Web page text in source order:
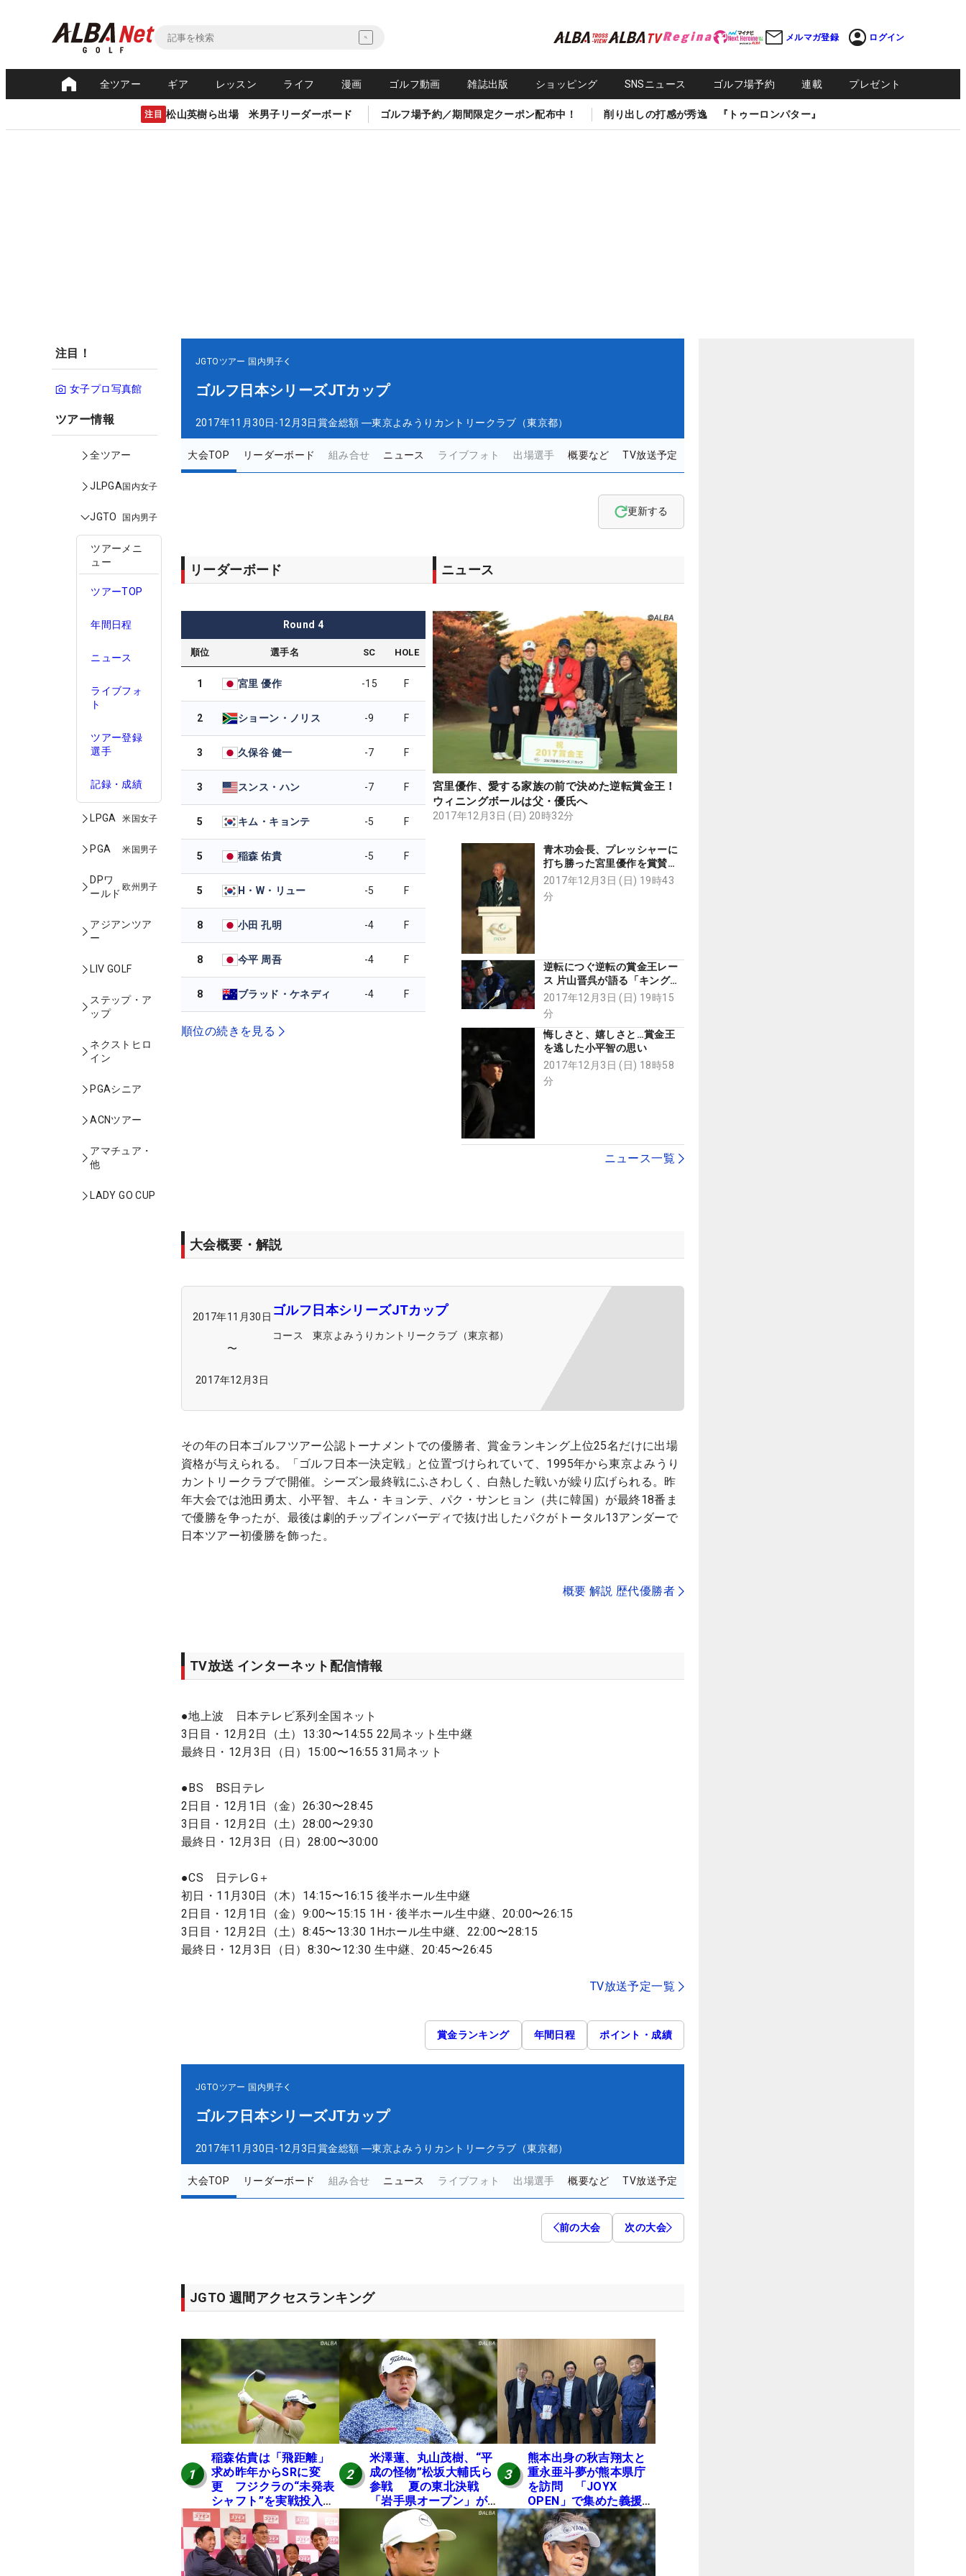
メルマガ登録 ログイン
全ツアー ギア レッスン ライフ 漫画 ゴルフ動画 雑誌出版 ショッピング SNSニュース ゴルフ場予約 連載 プレゼント
注目 松山英樹ら出場 米男子リーダーボード ゴルフ場予約／期間限定クーポン配布中！ 削り出しの打感が秀逸 『トゥーロンパター』
注目！
女子プロ写真館
ツアー情報
全ツアー
JLPGA国内女子
JGTO 国内男子
ツアーメニ
ュー
ツアーTOP
年間日程
ニュース
ライブフォ
ト
ツアー登録
選手
記録・成績
LPGA 米国女子
PGA 米国男子
DPワ
ールド
欧州男子
アジアンツア
ー
LIV GOLF
ステップ・ア
ップ
ネクストヒロ
イン
PGAシニア
ACNツアー
アマチュア・
他
LADY GO CUP
JGTOツアー 国内男子
ゴルフ日本シリーズJTカップ
2017年11月30日-12月3日賞金総額 ―東京よみうりカントリークラブ（東京都）
大会TOP リーダーボード 組み合せ ニュース ライブフォト 出場選手 概要など TV放送予定
更新する
リーダーボード
Round 4
順位 選手名 SC HOLE
1 宮里 優作 -15 F
2 ショーン・ノリス -9 F
3 久保谷 健一 -7 F
3 スンス・ハン -7 F
5 キム・キョンテ -5 F
5 稲森 佑貴 -5 F
5 H・W・リュー -5 F
8 小田 孔明 -4 F
8 今平 周吾 -4 F
8 ブラッド・ケネディ -4 F
順位の続きを見る
ニュース
宮里優作、愛する家族の前で決めた逆転賞金王！
ウィニングボールは父・優氏へ
2017年12月3日 (日) 20時32分
青木功会長、プレッシャーに
打ち勝った宮里優作を賞賛
「本人にとって大きな財産」
2017年12月3日 (日) 19時43
分
逆転につぐ逆転の賞金王レー
ス 片山晋呉が語る「キングに
なることの意味」
2017年12月3日 (日) 19時15
分
悔しさと、嬉しさと…賞金王
を逃した小平智の思い
2017年12月3日 (日) 18時58
分
ニュース一覧
大会概要・解説
2017年11月30日
〜
2017年12月3日
ゴルフ日本シリーズJTカップ
コース 東京よみうりカントリークラブ（東京都）
その年の日本ゴルフツアー公認トーナメントでの優勝者、賞金ランキング上位25名だけに出場
資格が与えられる。「ゴルフ日本一決定戦」と位置づけられていて、1995年から東京よみうり
カントリークラブで開催。シーズン最終戦にふさわしく、白熱した戦いが繰り広げられる。昨
年大会では池田勇太、小平智、キム・キョンテ、パク・サンヒョン（共に韓国）が最終18番ま
で優勝を争ったが、最後は劇的チップインバーディで抜け出したパクがトータル13アンダーで
日本ツアー初優勝を飾った。
概要 解説 歴代優勝者
TV放送 インターネット配信情報
●地上波 日本テレビ系列全国ネット
3日目・12月2日（土）13:30〜14:55 22局ネット生中継
最終日・12月3日（日）15:00〜16:55 31局ネット
●BS BS日テレ
2日目・12月1日（金）26:30〜28:45
3日目・12月2日（土）28:00〜29:30
最終日・12月3日（日）28:00〜30:00
●CS 日テレG＋
初日・11月30日（木）14:15〜16:15 後半ホール生中継
2日目・12月1日（金）9:00〜15:15 1H・後半ホール生中継、20:00〜26:15
3日目・12月2日（土）8:45〜13:30 1Hホール生中継、22:00〜28:15
最終日・12月3日（日）8:30〜12:30 生中継、20:45〜26:45
TV放送予定一覧
賞金ランキング 年間日程 ポイント・成績
JGTOツアー 国内男子
ゴルフ日本シリーズJTカップ
2017年11月30日-12月3日賞金総額 ―東京よみうりカントリークラブ（東京都）
大会TOP リーダーボード 組み合せ ニュース ライブフォト 出場選手 概要など TV放送予定
前の大会 次の大会
JGTO 週間アクセスランキング
1
稲森佑貴は「飛距離」
求め昨年からSRに変
更 フジクラの“未発表
シャフト”を実戦投入し
好感触「つかまえにい
ける」【男子ツアーの
ヒトネタ！】
2
米澤蓮、丸山茂樹、“平
成の怪物”松坂大輔氏ら
参戦 夏の東北決戦
「岩手県オープン」が8
日開幕
3
熊本出身の秋吉翔太と
重永亜斗夢が熊本県庁
を訪問 「JOYX
OPEN」で集めた義援金
を贈呈